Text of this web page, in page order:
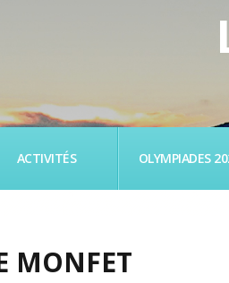
ACTIVITÉS OLYMPIADES
MONFET